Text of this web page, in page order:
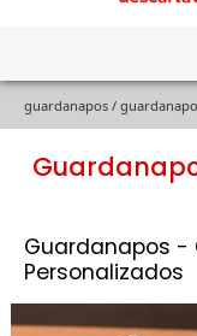
guardanapos /
Guardanapos -
Personalizados